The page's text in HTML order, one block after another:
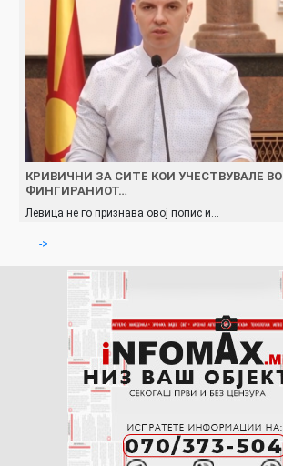
КРИВИЧНИ ЗА СИТЕ КОИ УЧЕСТВУВАЛЕ ВО
ФИНГИРАНИОТ…
Левица не го признава овој попис и…
->